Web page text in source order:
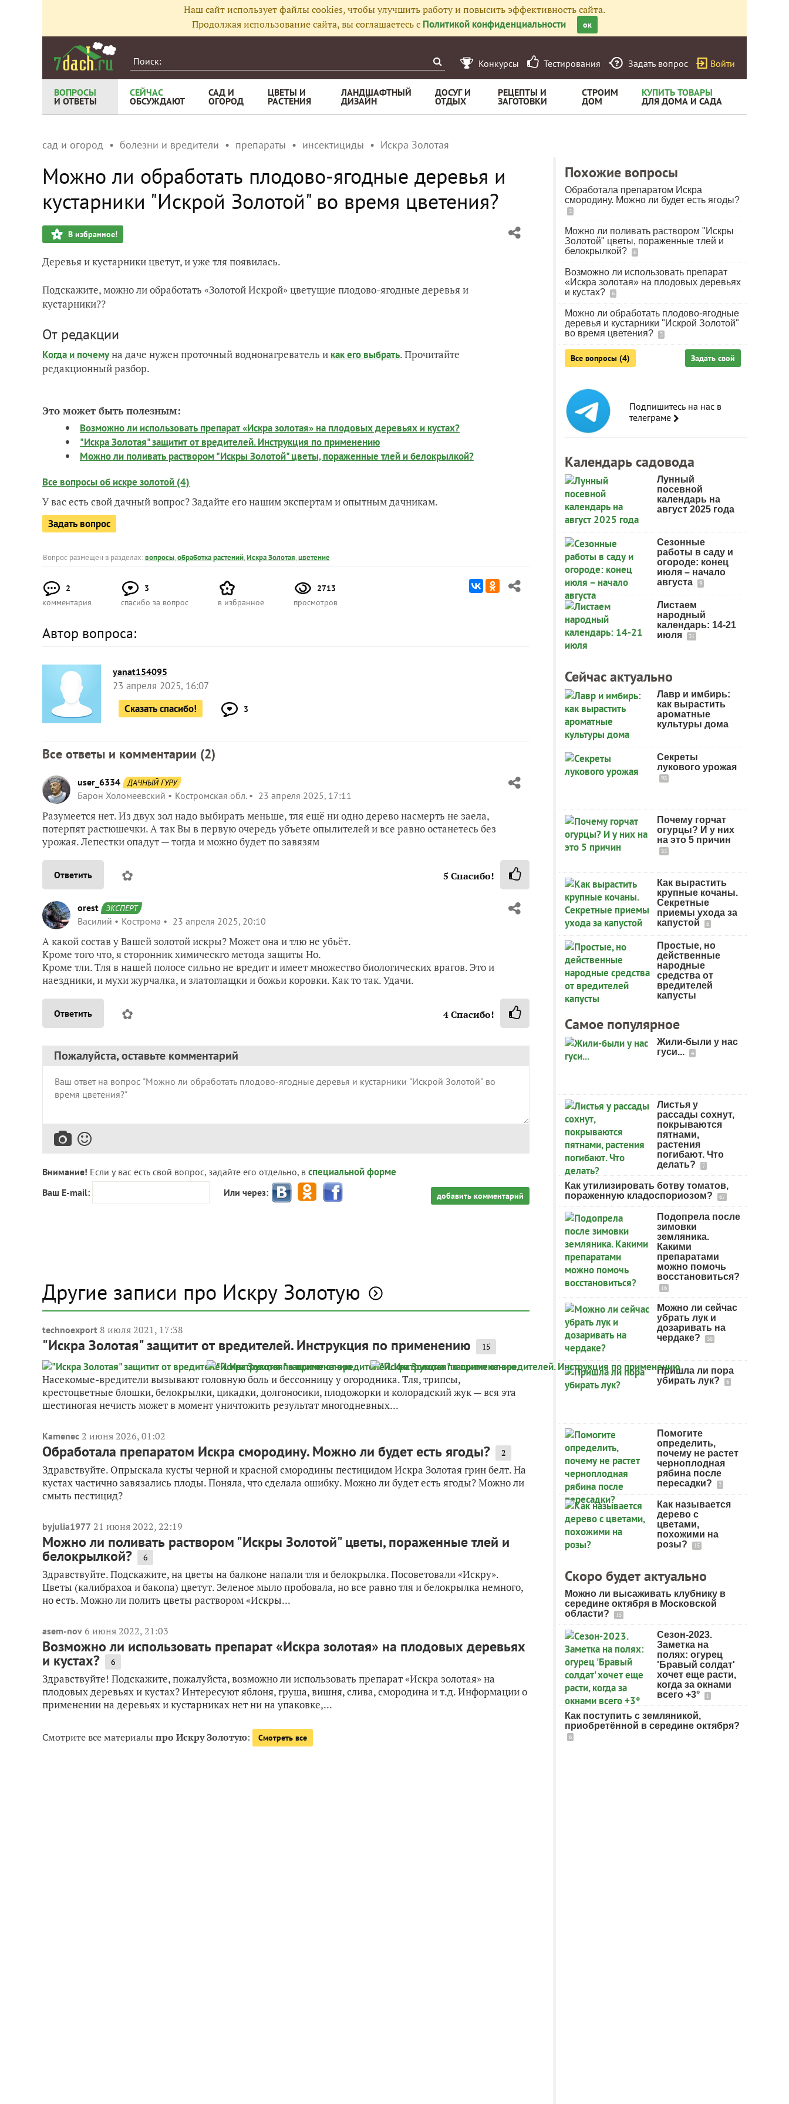
Наш сайт использует файлы cookies, чтобы улучшить работу и повысить эффективность сайта.
Продолжая использование сайта, вы соглашаетесь с Политикой конфиденциальности ок
Конкурсы Тестирования Задать вопрос Войти
ВОПРОСЫ
И ОТВЕТЫ
СЕЙЧАС
ОБСУЖДАЮТ
САД И
ОГОРОД
ЦВЕТЫ И
РАСТЕНИЯ
ЛАНДШАФТНЫЙ
ДИЗАЙН
ДОСУГ И
ОТДЫХ
РЕЦЕПТЫ И
ЗАГОТОВКИ
СТРОИМ
ДОМ
КУПИТЬ ТОВАРЫ
ДЛЯ ДОМА И САДА
сад и огород болезни и вредители препараты инсектициды Искра Золотая
Можно ли обработать плодово-ягодные деревья и
кустарники "Искрой Золотой" во время цветения?
В избранное!
Деревья и кустарники цветут, и уже тля появилась.
Подскажите, можно ли обработать «Золотой Искрой» цветущие плодово-ягодные деревья и
кустарники??
От редакции
Когда и почемуна даче нужен проточный воднонагреватель и как его выбрать. Прочитайте
редакционный разбор.
Это может быть полезным:
Возможно ли использовать препарат «Искра золотая» на плодовых деревьях и кустах?
"Искра Золотая" защитит от вредителей. Инструкция по применению
Можно ли поливать раствором "Искры Золотой" цветы, пораженные тлей и белокрылкой?
Все вопросы об искре золотой (4)
У вас есть свой дачный вопрос? Задайте его нашим экспертам и опытным дачникам.
Задать вопрос
Вопрос размещен в разделах:вопросы,обработка растений,Искра Золотая,цветение
2
комментария
3
спасибо за вопрос
в избранное
2713
просмотров
Автор вопроса:
yanat154095
23 апреля 2025, 16:07
Сказать спасибо!
3
Все ответы и комментарии (2)
user_6334 ДАЧНЫЙ ГУРУ
Барон Холомеевский Костромская обл. 23 апреля 2025, 17:11
Разумеется нет. Из двух зол надо выбирать меньше, тля ещё ни одно дерево насмерть не заела,
потерпят растюшечки. А так Вы в первую очередь убъете опылителей и все равно останетесь без
урожая. Лепестки опадут — тогда и можно будет по завязям
Ответить ✿ 5 Спасибо!
orest ЭКСПЕРТ
Василий Кострома 23 апреля 2025, 20:10
А какой состав у Вашей золотой искры? Может она и тлю не убьёт.
Кроме того что, я сторонник химическго метода защиты Но.
Кроме тли. Тля в нашей полосе сильно не вредит и имеет множество биологических врагов. Это и
наездники, и мухи журчалка, и златоглащки и божьи коровки. Как то так. Удачи.
Ответить ✿ 4Спасибо!
Пожалуйста, оставьте комментарий
Внимание! Если у вас есть свой вопрос, задайте его отдельно, в специальной форме
Ваш E-mail: Или через: добавить комментарий
Другие записи про Искру Золотую
technoexport 8 июля 2021, 17:38
"Искра Золотая" защитит от вредителей. Инструкция по применению 15
Насекомые-вредители вызывают головную боль и бессонницу у огородника. Тля, трипсы,
крестоцветные блошки, белокрылки, цикадки, долгоносики, плодожорки и колорадский жук — вся эта
шестиногая нечисть может в момент уничтожить результат многодневных...
Kamenec 2 июня 2026, 01:02
Обработала препаратом Искра смородину. Можно ли будет есть ягоды? 2
Здравствуйте. Опрыскала кусты черной и красной смородины пестицидом Искра Золотая грин белт. На
кустах частично завязались плоды. Поняла, что сделала ошибку. Можно ли будет есть ягоды? Можно ли
смыть пестицид?
byjulia1977 21 июня 2022, 22:19
Можно ли поливать раствором "Искры Золотой" цветы, пораженные тлей и
белокрылкой? 6
Здравствуйте. Подскажите, на цветы на балконе напали тля и белокрылка. Посоветовали «Искру».
Цветы (калибрахоа и бакопа) цветут. Зеленое мыло пробовала, но все равно тля и белокрылка немного,
но есть. Можно ли полить цветы раствором «Искры...
asem-nov 6 июня 2022, 21:03
Возможно ли использовать препарат «Искра золотая» на плодовых деревьях
и кустах? 6
Здравствуйте! Подскажите, пожалуйста, возможно ли использовать препарат «Искра золотая» на
плодовых деревьях и кустах? Интересуют яблоня, груша, вишня, слива, смородина и т.д. Информации о
применении на деревьях и кустарниках нет ни на упаковке,...
Смотрите все материалыпро Искру Золотую: Смотреть все
Похожие вопросы
Обработала препаратом Искра
смородину. Можно ли будет есть ягоды?
2
Можно ли поливать раствором "Искры
Золотой" цветы, пораженные тлей и
белокрылкой?
6
Возможно ли использовать препарат
«Искра золотая» на плодовых деревьях
и кустах?
6
Можно ли обработать плодово-ягодные
деревья и кустарники "Искрой Золотой"
во время цветения?
2
Все вопросы (4) Задать свой
Подпишитесь на нас в
телеграме
Календарь садовода
Лунный
посевной
календарь на
август 2025 года
Сезонные
работы в саду и
огороде: конец
июля – начало
августа
9
Листаем
народный
календарь: 14-21
июля
31
Сейчас актуально
Лавр и имбирь:
как вырастить
ароматные
культуры дома
Секреты
лукового урожая
98
Почему горчат
огурцы? И у них
на это 5 причин
35
Как вырастить
крупные кочаны.
Секретные
приемы ухода за
капустой
6
Простые, но
действенные
народные
средства от
вредителей
капусты
Самое популярное
Жили-были у нас
гуси...
4
Листья у
рассады сохнут,
покрываются
пятнами,
растения
погибают. Что
делать?
7
Как утилизировать ботву томатов,
пораженную кладоспориозом?
67
Подопрела после
зимовки
земляника.
Какими
препаратами
можно помочь
восстановиться?
16
Можно ли сейчас
убрать лук и
дозаривать на
чердаке?
38
Пришла ли пора
убирать лук?
6
Помогите
определить,
почему не растет
черноплодная
рябина после
пересадки?
2
Как называется
дерево с
цветами,
похожими на
розы?
15
Скоро будет актуально
Можно ли высаживать клубнику в
середине октября в Московской
области?
15
Сезон-2023.
Заметка на
полях: огурец
'Бравый солдат'
хочет еще расти,
когда за окнами
всего +3°
1
Как поступить с земляникой,
приобретённой в середине октября?
6